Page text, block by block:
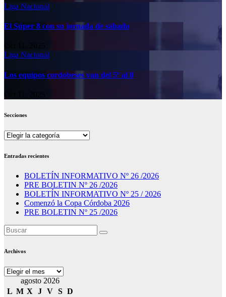
Liga Nacional
El Súper 8 con su jornada de sábado
Oct 11, 2025
Liga Nacional
Los equipos cordobeses van del 5º al 8
Oct 11, 2025
Secciones
Secciones
Entradas recientes
BOLETÍN INFORMATIVO Nº 26 /2026
PRE BOLETIN Nº 26 /2026
BOLETÍN INFORMATIVO Nº 25 / 2026
Comenzó la Copa Córdoba 2026
PRE BOLETIN Nº 25 /2026
Archivos
Archivos
agosto 2026
L M X J V S D